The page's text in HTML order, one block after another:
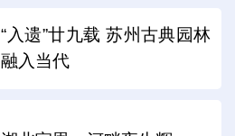
“入遗”廿九载 苏州古典园林
融入当代